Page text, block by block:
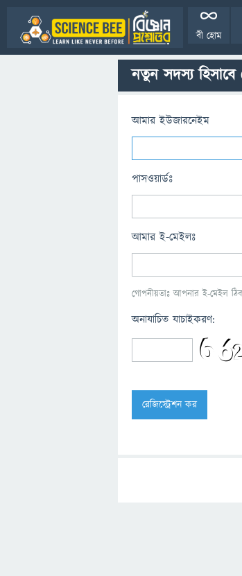
বী হোম
নতুন সদস্য হিসাবে
আমার ইউজারনেইম
পাসওয়ার্ডঃ
আমার ই-মেইলঃ
গোপনীয়তাঃ আপনার ই-মেইল
অনাযাচিত যাচাইকরণ: